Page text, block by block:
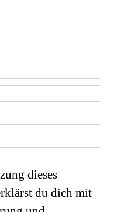
dieses
du dich mit